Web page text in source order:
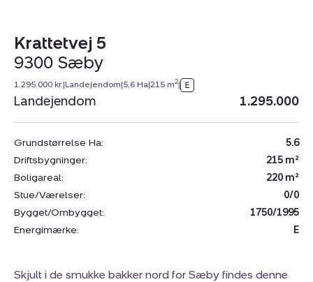
Krattetvej 5
9300 Sæby
1.295.000 kr.|Landejendom|5,6 Ha|215 m2|
Landejendom 1.295.000
Grundstørrelse Ha:
5.6
Driftsbygninger:
215 m²
Boligareal:
220 m²
Stue/Værelser:
0/0
Bygget/Ombygget:
1750/1995
Energimærke:
E
Skjult i de smukke bakker nord for Sæby findes denne